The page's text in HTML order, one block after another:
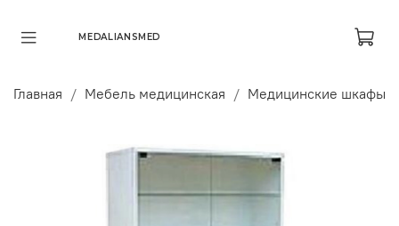
MEDALIANSMED
Главная Мебель медицинская Медицинские шкафы